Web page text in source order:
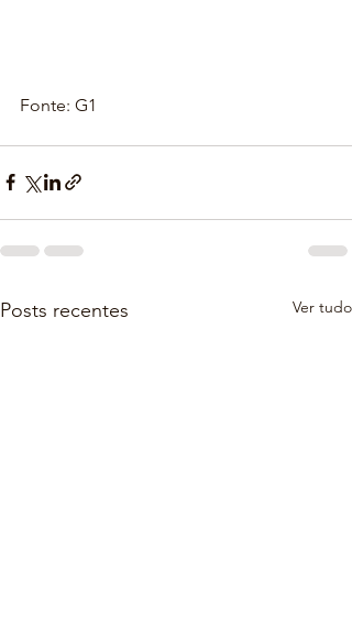
Fonte: G1
Posts recentes Ver tudo